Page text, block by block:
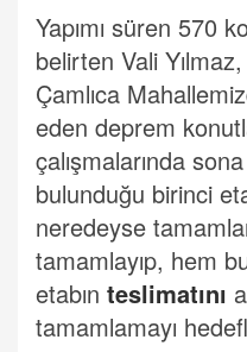
Yapımı süren 570
belirten Vali
Çamlıca
eden deprem
çalışmalarında
bulunduğu birinci
neredeyse
tamamlayıp, hem
etabın teslimatını
tamamlamayı